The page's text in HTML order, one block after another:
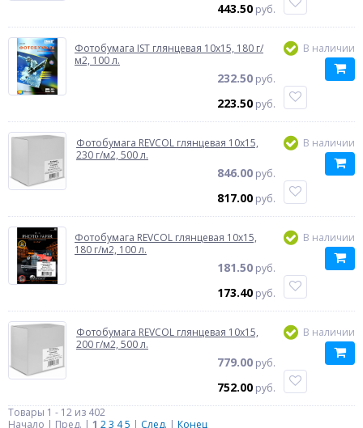
443.50 руб.
Фотобумага IST глянцевая 10x15, 180 г/
м2, 100 л.
232.50 руб.
223.50 руб.
В наличии
Фотобумага REVCOL глянцевая 10x15,
230 г/м2, 500 л.
846.00 руб.
817.00 руб.
В наличии
Фотобумага REVCOL глянцевая 10x15,
180 г/м2, 100 л.
181.50 руб.
173.40 руб.
В наличии
Фотобумага REVCOL глянцевая 10x15,
200 г/м2, 500 л.
779.00 руб.
752.00 руб.
В наличии
Товары 1 - 12 из 402
Начало | Пред. | 1 23 45 | След. | Конец